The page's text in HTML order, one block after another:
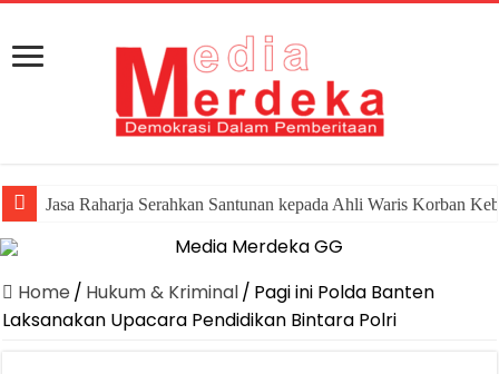
Jasa Raharja Serahkan Santunan kepada Ahli Waris Korban
Home / Hukum & Kriminal/ Pagi ini Polda Banten
Laksanakan Upacara Pendidikan Bintara Polri